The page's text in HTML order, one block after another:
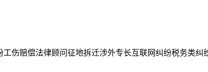
工伤赔偿法律顾问征地拆迁涉外专长互联网纠纷税务类纠